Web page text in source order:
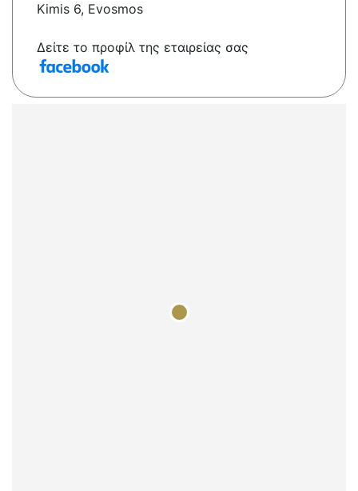
Kimis 6, Evosmos
Δείτε το προφίλ της εταιρείας σας